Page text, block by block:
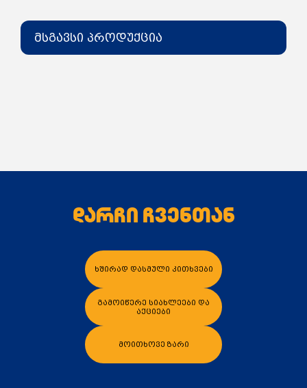
მსგავსი პროდუქცია
დარჩი ჩვენთან
ხშირად დასმული კითხვები
გამოიწერე სიახლეები და
აქციები
მოითხოვე ზარი